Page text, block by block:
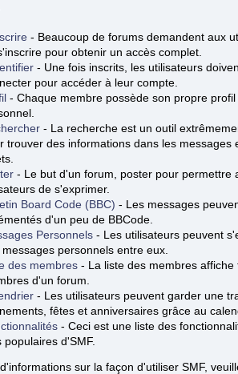
- Beaucoup de forums demandent aux
pour obtenir un accès complet.
- Une fois inscrits, les utilisateurs
pour accéder à leur compte.
- Chaque membre possède son propre profil
- La recherche est un outil
trouver des informations dans les messages
- Le but d'un forum, poster pour permettre
de s'exprimer.
Board Code (BBC) - Les messages
d'un peu de BBCode.
Personnels - Les utilisateurs peuvent
messages personnels entre eux.
des membres - La liste des membres affiche
d'un forum.
- Les utilisateurs peuvent garder une
fêtes et anniversaires grâce au
- Ceci est une liste des
populaires d'SMF.
sur la façon d'utiliser SMF,